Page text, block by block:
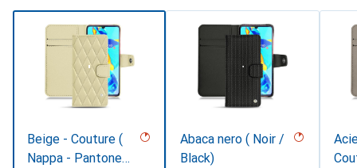
Beige - Couture (
Nappa - Pantone
Abaca nero ( Noir /
Black)